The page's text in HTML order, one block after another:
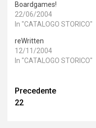
Boardgames!
22/06/2004
In "CATALOGO STORICO"
reWritten
12/11/2004
In "CATALOGO STORICO"
Navigazione
articolo
Precedente
22